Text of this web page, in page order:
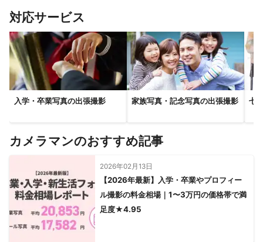
対応サービス
入学・卒業写真の出張撮影 家族写真・記念写真の出張撮影 七
カメラマンのおすすめ記事
2026年02月13日
【2026年最新】入学・卒業やプロフィー
ル撮影の料金相場｜1〜3万円の価格帯で満
足度★4.95